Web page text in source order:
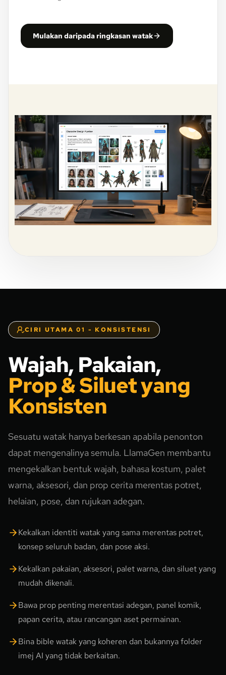
Mulakan daripada ringkasan watak
CIRI UTAMA 01 - KONSISTENSI
Wajah, Pakaian,
Prop & Siluet yang
Konsisten
Sesuatu watak hanya berkesan apabila penonton
dapat mengenalinya semula. LlamaGen membantu
mengekalkan bentuk wajah, bahasa kostum, palet
warna, aksesori, dan prop cerita merentas potret,
helaian, pose, dan rujukan adegan.
Kekalkan identiti watak yang sama merentas potret,
konsep seluruh badan, dan pose aksi.
Kekalkan pakaian, aksesori, palet warna, dan siluet yang
mudah dikenali.
Bawa prop penting merentasi adegan, panel komik,
papan cerita, atau rancangan aset permainan.
Bina bible watak yang koheren dan bukannya folder
imej AI yang tidak berkaitan.